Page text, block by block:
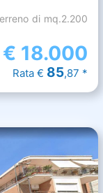
di mq.2.200
€ 18.000
Rata € 85,87 *